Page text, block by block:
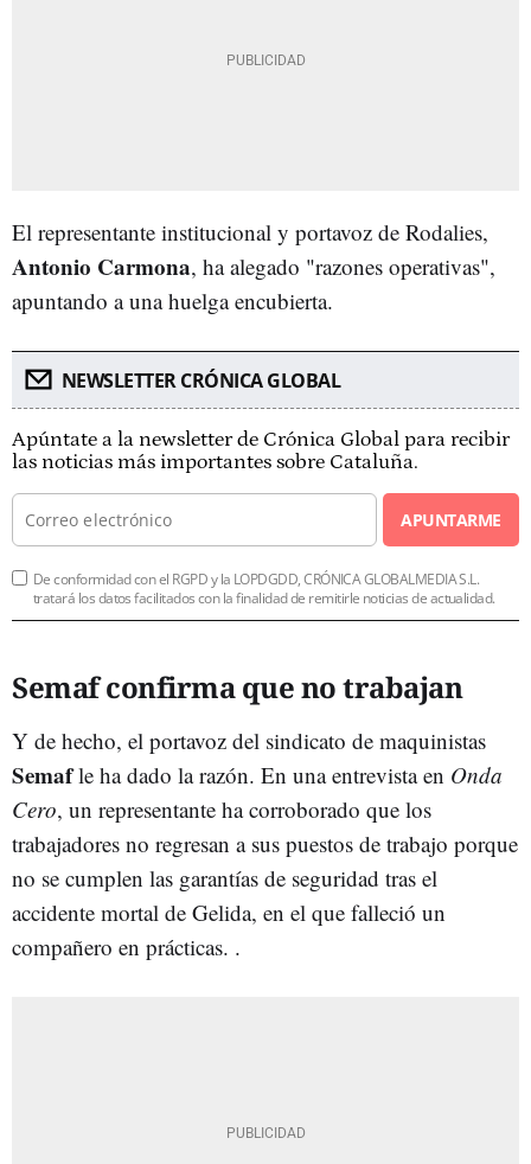
El representante institucional y portavoz de Rodalies,
Antonio Carmona, ha alegado "razones operativas",
apuntando a una huelga encubierta.
NEWSLETTER CRÓNICA GLOBAL
Apúntate a la newsletter de Crónica Global para recibir
las noticias más importantes sobre Cataluña.
APUNTARME
De conformidad con el RGPD y la LOPDGDD, CRÓNICA GLOBALMEDIA S.L.
tratará los datos facilitados con la finalidad de remitirle noticias de actualidad.
Semaf confirma que no trabajan
Y de hecho, el portavoz del sindicato de maquinistas
Semafle ha dado la razón. En una entrevista en Onda
Cero, un representante ha corroborado que los
trabajadores no regresan a sus puestos de trabajo porque
no se cumplen las garantías de seguridad tras el
accidente mortal de Gelida, en el que falleció un
compañero en prácticas. .